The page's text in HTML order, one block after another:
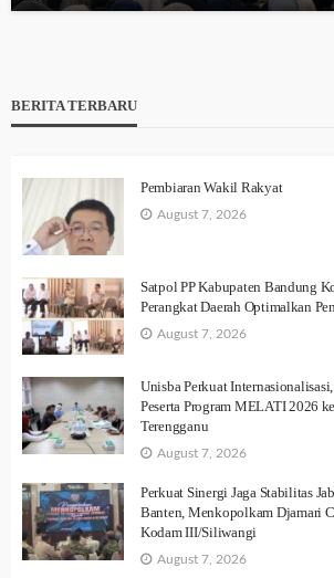
BERITA TERBARU
Pembiaran Wakil Rakyat
August 7, 2026
Satpol PP Kabupaten Bandung
Perangkat Daerah Optimalkan
August 7, 2026
Unisba Perkuat
Peserta Program MELATI 2026
Terengganu
August 7, 2026
Perkuat Sinergi Jaga Stabilitas
Banten, Menkopolkam Djamari
Kodam III/Siliwangi
August 7, 2026